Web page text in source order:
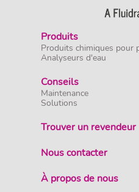
Produits
Produits chimiques pour
Analyseurs d'eau
Conseils
Maintenance
Solutions
Trouver un revendeur
Nous contacter
À propos de nous